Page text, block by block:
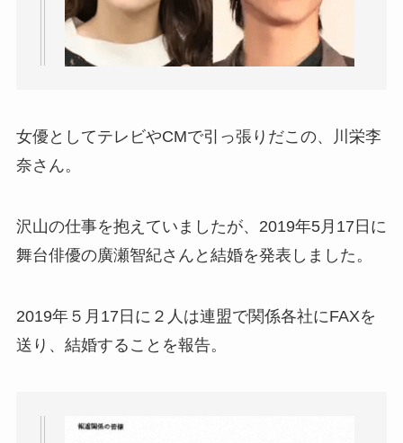
女優としてテレビやCMで引っ張りだこの、川栄李
奈さん。
沢山の仕事を抱えていましたが、2019年5月17日に
舞台俳優の廣瀬智紀さんと結婚を発表しました。
2019年５月17日に２人は連盟で関係各社にFAXを
送り、結婚することを報告。